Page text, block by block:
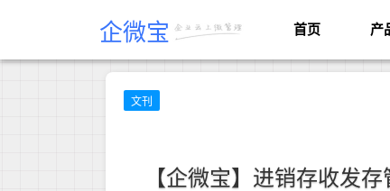
企微宝 首页 产
文刊
【企微宝】进销存收发